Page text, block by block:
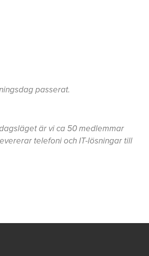
passerat.
är vi ca 50 medlemmar
telefoni och IT-lösningar till